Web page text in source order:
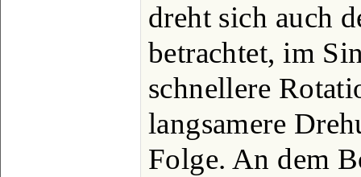
dreht sich auch
betrachtet, im
schnellere
langsamere
Folge. An dem